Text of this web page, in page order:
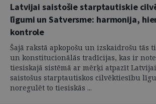
Latvijai saistošie starptautiskie
līgumi un Satversme: harmonija,
kontrole
Šajā rakstā apkopošu un izskaidrošu tās
un konstitucionālās tradīcijas, kas ir
tiesiskajā sistēmā ar mērķi atpazīt
saistošus starptautiskos cilvēktiesību
noregulēt to tiesiskās ...